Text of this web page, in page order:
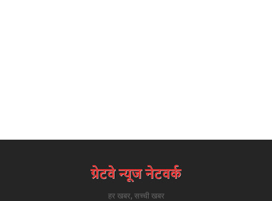
हर खबर, सच्ची खबर